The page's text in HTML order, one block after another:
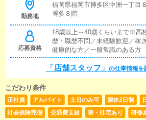
------------------■外国語通訳スタッ
業務✓ 受付及び案内業務✓ 店内
ウンド用のWEBサイト更新業務
タッフとしてインバウンド対策
い合わせや受付対応などを担当
た、ネット講師やPOP作成の際
にも携わっていただきます。英
いずれかを話せる方優遇。
勤務地
福岡県福岡市博多区中洲一丁目
博多８階
応募資格
18歳以上～40歳くらいまで※高
歴・職歴不問／未経験歓迎／稼
健康的な方／一般常識のある方
「店舗スタッフ」 の仕事情報を
こだわり条件
正社員 アルバイト 土日のみ可 週休2日制
社会保険完備
交通費支給 寮・社宅あり 研修